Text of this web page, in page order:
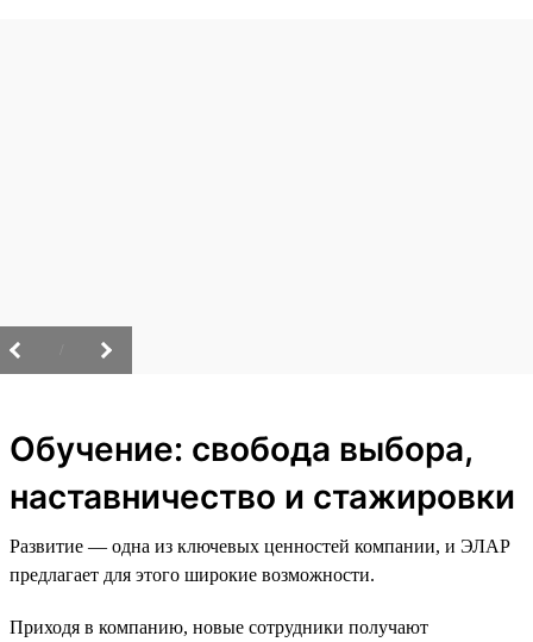
Обучение: свобода выбора,
наставничество и стажировки
Развитие — одна из ключевых ценностей компании, и ЭЛАР
предлагает для этого широкие возможности.
Приходя в компанию, новые сотрудники получают